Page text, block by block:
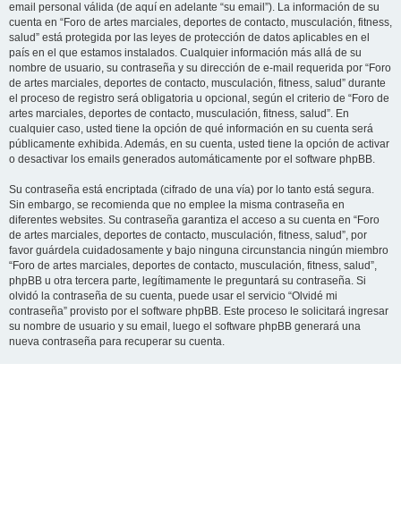
email personal válida (de aquí en adelante “su email”). La información de su
cuenta en “Foro de artes marciales, deportes de contacto, musculación, fitness,
salud” está protegida por las leyes de protección de datos aplicables en el
país en el que estamos instalados. Cualquier información más allá de su
nombre de usuario, su contraseña y su dirección de e-mail requerida por “Foro
de artes marciales, deportes de contacto, musculación, fitness, salud” durante
el proceso de registro será obligatoria u opcional, según el criterio de “Foro de
artes marciales, deportes de contacto, musculación, fitness, salud”. En
cualquier caso, usted tiene la opción de qué información en su cuenta será
públicamente exhibida. Además, en su cuenta, usted tiene la opción de activar
o desactivar los emails generados automáticamente por el software phpBB.
Su contraseña está encriptada (cifrado de una vía) por lo tanto está segura.
Sin embargo, se recomienda que no emplee la misma contraseña en
diferentes websites. Su contraseña garantiza el acceso a su cuenta en “Foro
de artes marciales, deportes de contacto, musculación, fitness, salud”, por
favor guárdela cuidadosamente y bajo ninguna circunstancia ningún miembro
“Foro de artes marciales, deportes de contacto, musculación, fitness, salud”,
phpBB u otra tercera parte, legítimamente le preguntará su contraseña. Si
olvidó la contraseña de su cuenta, puede usar el servicio “Olvidé mi
contraseña” provisto por el software phpBB. Este proceso le solicitará ingresar
su nombre de usuario y su email, luego el software phpBB generará una
nueva contraseña para recuperar su cuenta.